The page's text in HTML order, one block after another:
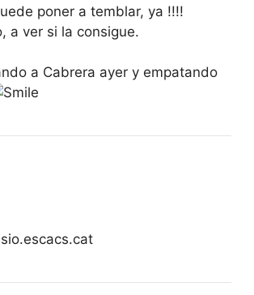
poner a temblar, ya !!!!
a ver si la consigue.
a Cabrera ayer y empatando